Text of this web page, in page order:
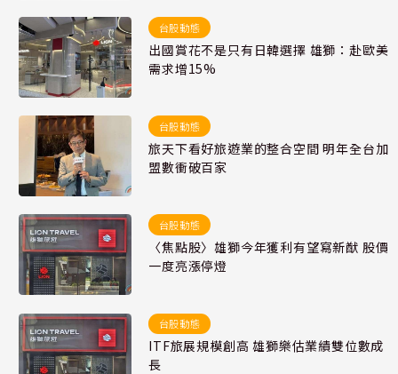
台股動態
出國賞花不是只有日韓選擇 雄獅：赴歐美
需求增15%
台股動態
旅天下看好旅遊業的整合空間 明年全台加
盟數衝破百家
台股動態
〈焦點股〉雄獅今年獲利有望寫新猷 股價
一度亮漲停燈
台股動態
ITF旅展規模創高 雄獅樂估業績雙位數成
長